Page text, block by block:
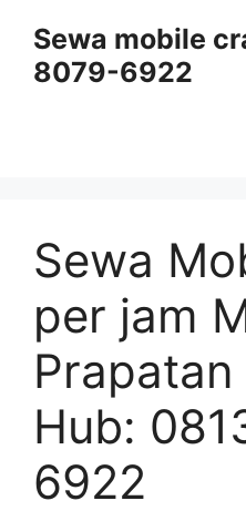
content
Sewa mobile
8079-6922
Sewa
per jam
Hub:
6922